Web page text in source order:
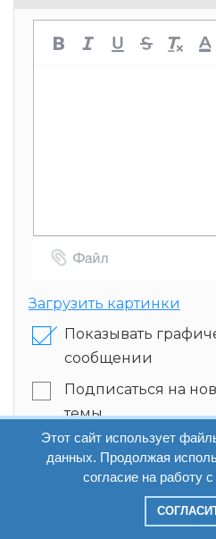
Загрузить картинки
Показывать
сообщении
Подписаться на
темы
Подписаться на
форума
Этот сайт использует
данных. Продолжая
согласие на работу